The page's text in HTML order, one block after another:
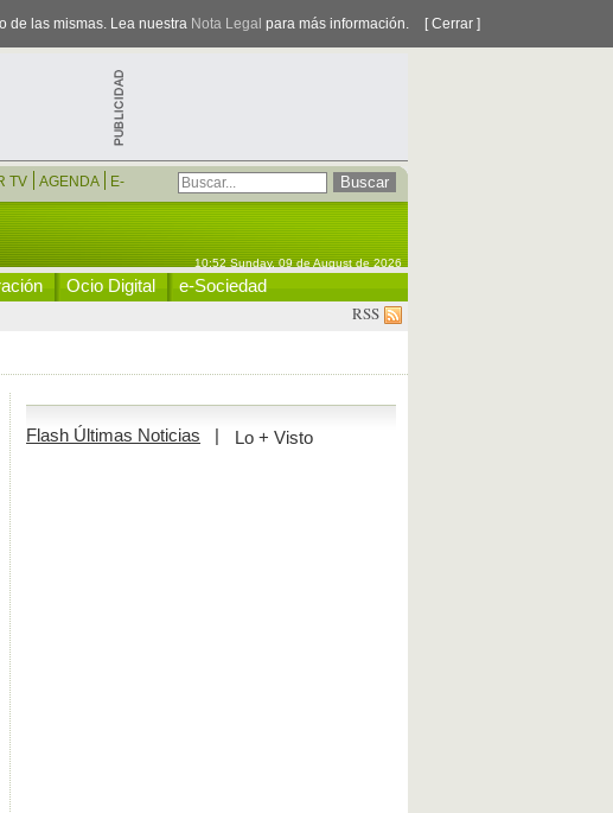
de las mismas. Lea nuestra Nota Legal para más información. [ Cerrar ]
TV AGENDA
E-
10:52 Sunday, 09 de August de 2026
Ocio Digital e-Sociedad
RSS
Flash Últimas Noticias | Lo + Visto